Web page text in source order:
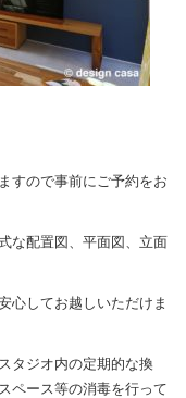
すので事前にご予約をお
な配置図、平面図、立面
心してお越しいただけま
タジオ内の定期的な換
ペース等の消毒を行って